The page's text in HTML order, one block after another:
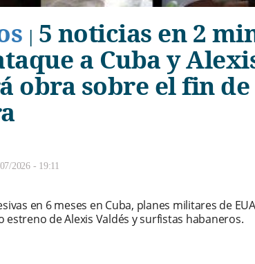
| 5 noticias en 2
a Cuba y
obra sobre el fin
2026 - 19:11
en 6 meses en Cuba, planes militares de
estreno de Alexis Valdés y surfistas habaneros.